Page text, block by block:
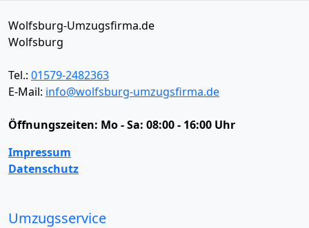
Wolfsburg-Umzugsfirma.de
Wolfsburg
Tel.: 01579-2482363
E-Mail: info@wolfsburg-umzugsfirma.de
Öffnungszeiten: Mo - Sa: 08:00 - 16:00 Uhr
Impressum
Datenschutz
Umzugsservice